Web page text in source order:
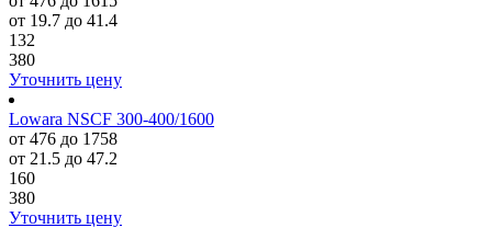
от 19.7 до 41.4
132
380
Уточнить цену
Lowara NSCF 300-400/1600
от 476 до 1758
от 21.5 до 47.2
160
380
Уточнить цену